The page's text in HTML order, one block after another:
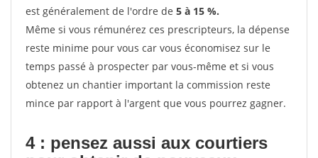
est généralement de l'ordre de 5 à 15 %.
Même si vous rémunérez ces prescripteurs, la dépense
reste minime pour vous car vous économisez sur le
temps passé à prospecter par vous-même et si vous
obtenez un chantier important la commission reste
mince par rapport à l'argent que vous pourrez gagner.
4 : pensez aussi aux courtiers